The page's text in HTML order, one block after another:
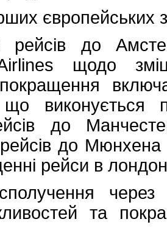
європейських
рейсів до
щодо
що виконується
до
до
рейси в
та